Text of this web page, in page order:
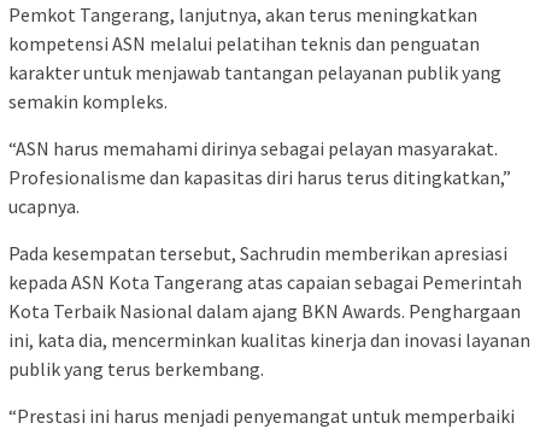
Pemkot Tangerang, lanjutnya, akan terus meningkatkan
kompetensi ASN melalui pelatihan teknis dan penguatan
karakter untuk menjawab tantangan pelayanan publik yang
semakin kompleks.
“ASN harus memahami dirinya sebagai pelayan masyarakat.
Profesionalisme dan kapasitas diri harus terus ditingkatkan,”
ucapnya.
Pada kesempatan tersebut, Sachrudin memberikan apresiasi
kepada ASN Kota Tangerang atas capaian sebagai Pemerintah
Kota Terbaik Nasional dalam ajang BKN Awards. Penghargaan
ini, kata dia, mencerminkan kualitas kinerja dan inovasi layanan
publik yang terus berkembang.
“Prestasi ini harus menjadi penyemangat untuk memperbaiki